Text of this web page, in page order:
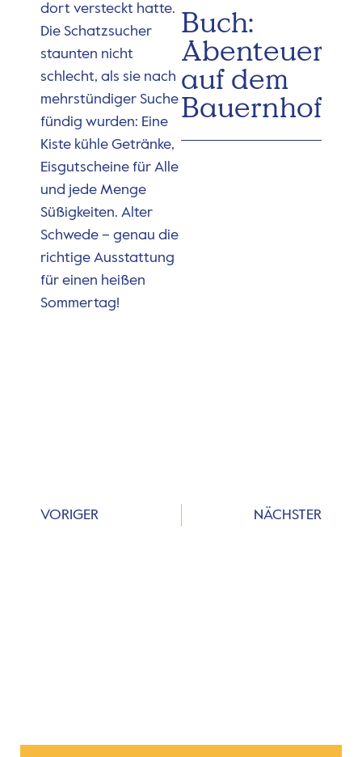
dort versteckt hatte.
Die Schatzsucher
staunten nicht
schlecht, als sie nach
mehrstündiger Suche
fündig wurden: Eine
Kiste kühle Getränke,
Eisgutscheine für Alle
und jede Menge
Süßigkeiten. Alter
Schwede – genau die
richtige Ausstattung
für einen heißen
Sommertag!
Buch:
auf dem
Bauernhof
VORIGER NÄCHSTER